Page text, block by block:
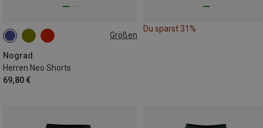
Größen
Nograd
Herren Neo Shorts
69,80 €
S M XL
Du sparst 31%